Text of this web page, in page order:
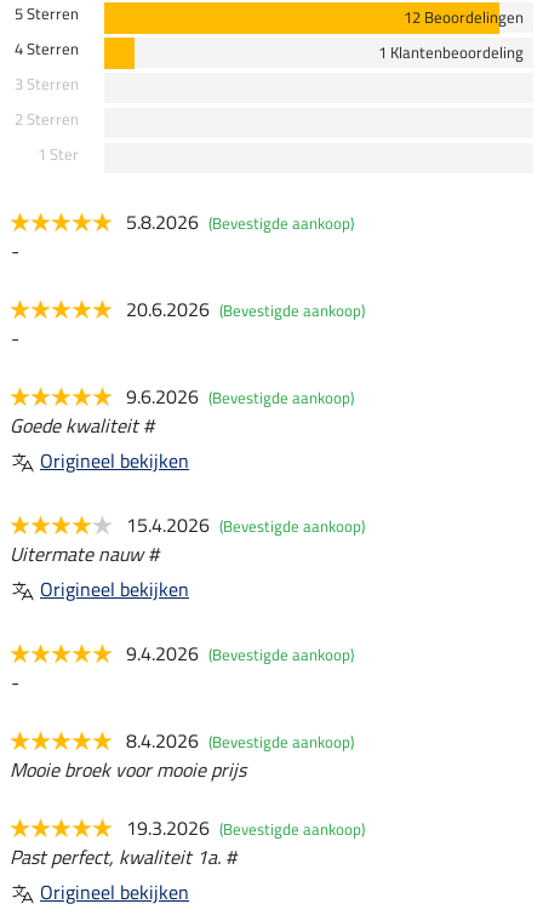
5 Sterren
12 Beoordelingen
4 Sterren
1 Klantenbeoordeling
3 Sterren
2 Sterren
1 Ster
5.8.2026 (Bevestigde aankoop)
-
20.6.2026 (Bevestigde aankoop)
-
9.6.2026 (Bevestigde aankoop)
Goede kwaliteit #
Origineel bekijken
15.4.2026 (Bevestigde aankoop)
Uitermate nauw #
Origineel bekijken
9.4.2026 (Bevestigde aankoop)
-
8.4.2026 (Bevestigde aankoop)
Mooie broek voor mooie prijs
19.3.2026 (Bevestigde aankoop)
Past perfect, kwaliteit 1a. #
Origineel bekijken